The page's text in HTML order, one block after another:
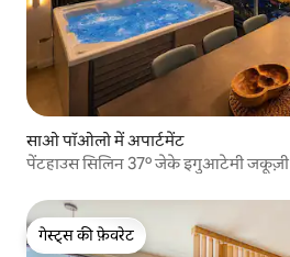
साओ पॉओलो में अपार्टमेंट
पेंटहाउस सिलिन 37º जेके इगुआटेमी जकूज़ी
गेस्ट्स की फ़ेवरेट
गेस्ट्स की फ़ेवरेट